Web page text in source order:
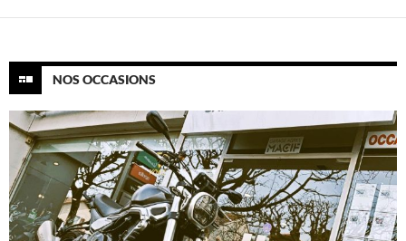
articles
NOS OCCASIONS